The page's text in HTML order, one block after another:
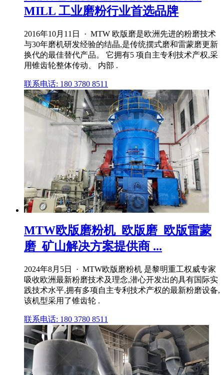
MILL 工业磨粉行业首选品牌
2016年10月11日 · MTW 欧版磨是欧洲先进的粉磨技术
与30年磨机研发经验的结晶,是传统摆式磨和雷蒙磨更新
换代的最佳替代产品。 它拥有5 项自主专利技术产权,采
用锥齿轮整体传动、 内部 .
联系电话: 180 3780 8511
MTW欧版磨粉机_欧版磨_欧版雷蒙
磨_矿山解决方案提供商 ...
2024年8月5日 · MTW欧版磨粉机 是黎明重工权威专家
吸收欧洲最新粉磨技术及理念,潜心开发出的具有国际实
践技术水平,拥有多项自主专利技术产权的最新粉磨设备,
该机型采用了锥齿轮 .
联系电话: 180 3780 8511